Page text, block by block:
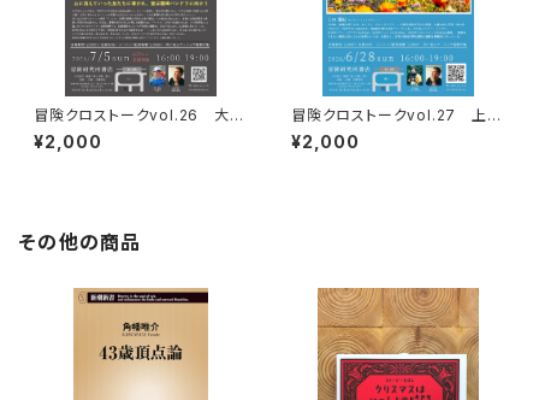
冒険クロストークvol.26 大石
明弘「山に登るのは 宿命か、情
熱か、それとも…」録画視聴権
¥2,000
冒険クロストークvol.27 上田
優紀「この星の物語を撮る」録画
視聴権
¥2,000
その他の商品